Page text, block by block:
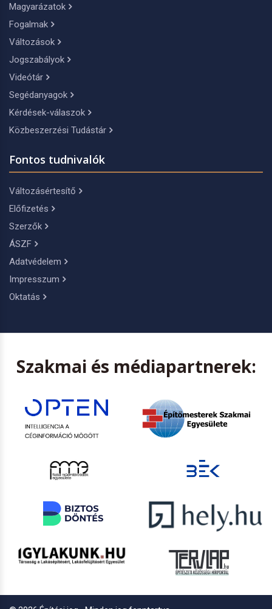
Magyarázatok
Fogalmak
Változások
Jogszabályok
Videótár
Segédanyagok
Kérdések-válaszok
Közbeszerzési Tudástár
Fontos tudnivalók
Változásértesítő
Előfizetés
Szerzők
ÁSZF
Adatvédelem
Impresszum
Oktatás
Szakmai és médiapartnerek: